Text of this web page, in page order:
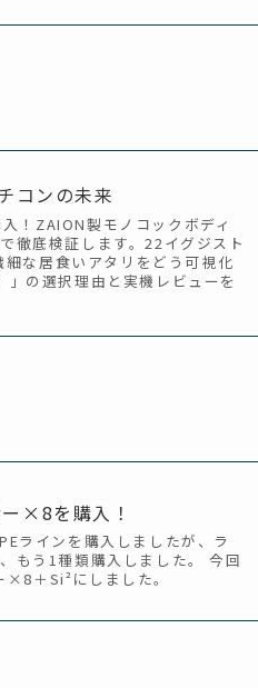
コンの未来
！ZAION製モノコックボディ
徹底検証します。22イグジスト
な居食いアタリをどう可視化
の選択理由と実機レビューを
×8を購入！
ラインを購入しましたが、ラ
もう1種類購入しました。 今回
＋Si²にしました。